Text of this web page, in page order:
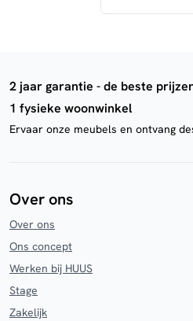
2 jaar garantie - de beste
1 fysieke woonwinkel
Ervaar onze meubels en ontvang
Over ons
Over ons
Ons concept
Werken bij HUUS
Stage
Zakelijk